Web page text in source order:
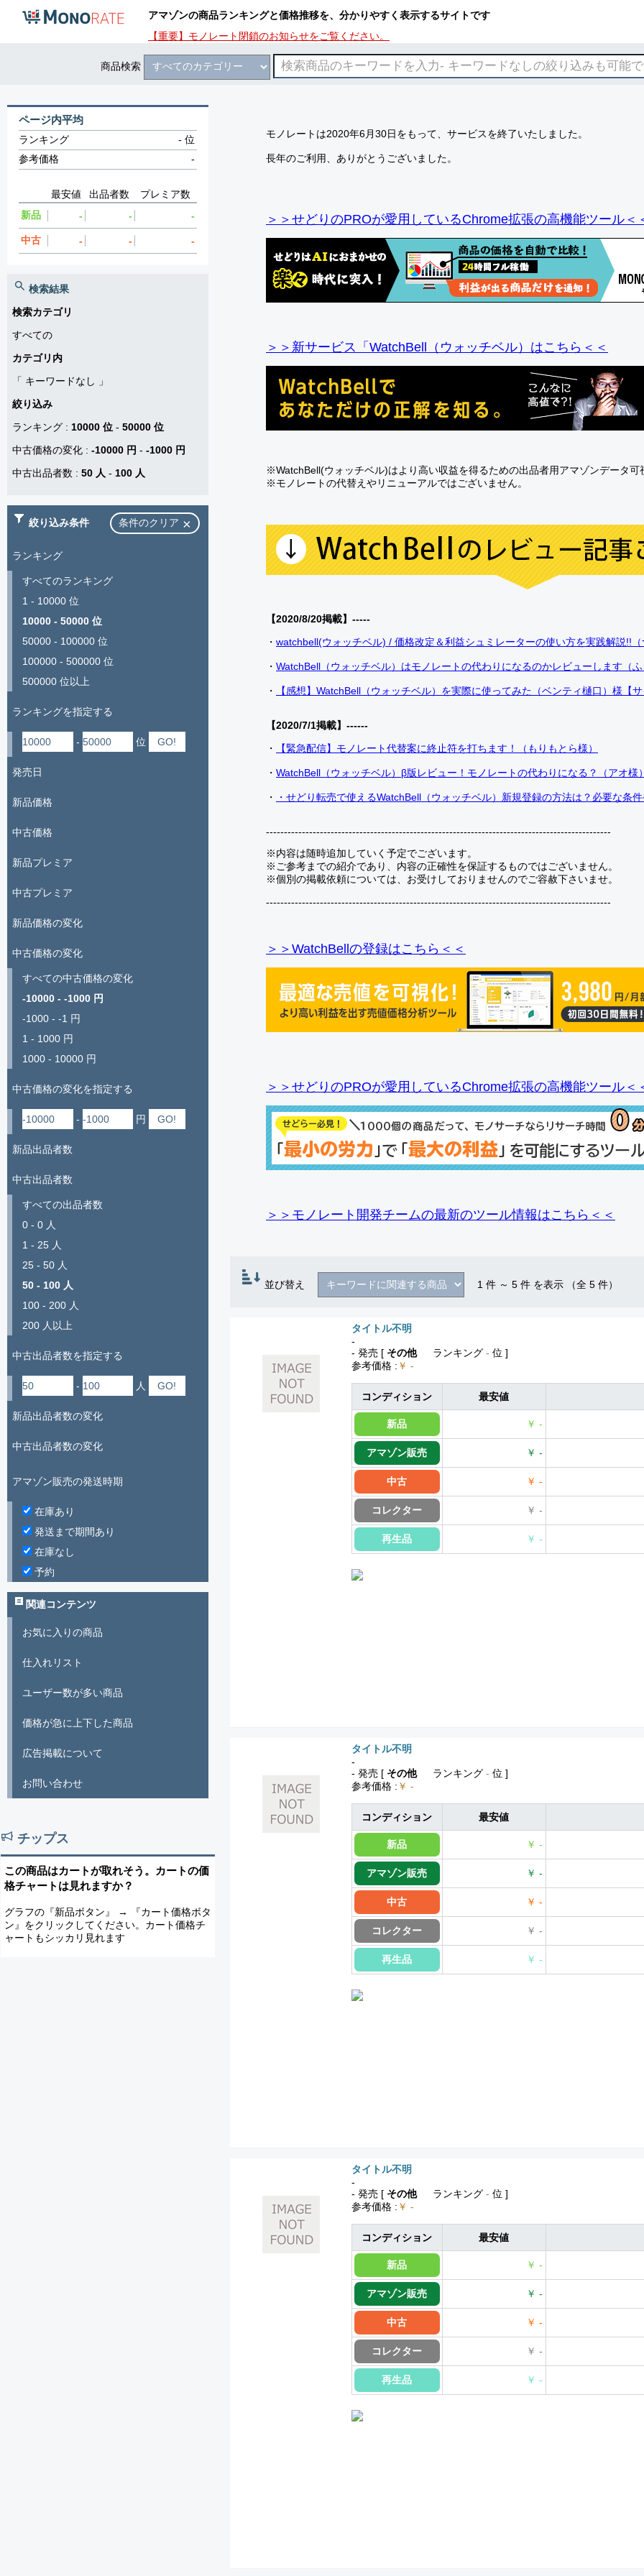
アマゾンの商品ランキングと価格推移を、分かりやすく表示するサイトです
【重要】モノレート閉鎖のお知らせをご覧ください。
商品検索
モノレートは2020年6月30日をもって、サービスを終了いたしました。
長年のご利用、ありがとうございました。
＞＞せどりのPROが愛用しているChrome拡張の高機能ツール＜
＞＞新サービス「WatchBell（ウォッチベル）はこちら＜＜
※WatchBell(ウォッチベル)はより高い収益を得るための出品者用アマゾンデータ可
※モノレートの代替えやリニューアルではございません。
【2020/8/20掲載】-----
・ watchbell(ウォッチベル) / 価格改定＆利益シュミレーターの使い方を実践解説!!
・ WatchBell（ウォッチベル）はモノレートの代わりになるのかレビューします（
・ 【感想】WatchBell（ウォッチベル）を実際に使ってみた（ベンティ樋口）様【
【2020/7/1掲載】------
・
【緊急配信】モノレート代替案に終止符を打ちます！（もりもとら様）
・ WatchBell（ウォッチベル）β版レビュー！モノレートの代わりになる？（アオ様
・ ・せどり転売で使えるWatchBell（ウォッチベル）新規登録の方法は？必要な条
------------------------------------------------------------------------------------------------
※内容は随時追加していく予定でございます。
※ご参考までの紹介であり、内容の正確性を保証するものではございません。
※個別の掲載依頼については、お受けしておりませんのでご容赦下さいませ。
------------------------------------------------------------------------------------------------
＞＞WatchBellの登録はこちら＜＜
＞＞せどりのPROが愛用しているChrome拡張の高機能ツール＜
＞＞モノレート開発チームの最新のツール情報はこちら＜＜
並び替え 1 件 ～ 5 件 を表示 （全 5 件）
タイトル不明
-
- 発売 [ その他 ランキング - 位 ]
参考価格 : ￥ -
コンディション 最安値
新品 ￥ -
アマゾン販売 ￥ -
中古 ￥ -
コレクター ￥ -
再生品 ￥ -
タイトル不明
-
- 発売 [ その他 ランキング - 位 ]
参考価格 : ￥ -
コンディション 最安値
新品 ￥ -
アマゾン販売 ￥ -
中古 ￥ -
コレクター ￥ -
再生品 ￥ -
タイトル不明
-
- 発売 [ その他 ランキング - 位 ]
参考価格 : ￥ -
コンディション 最安値
新品 ￥ -
アマゾン販売 ￥ -
中古 ￥ -
コレクター ￥ -
再生品 ￥ -
ページ内平均
ランキング -位
参考価格
-
最安値 出品者数
プレミア数
新品
- - -
中古 - - -
検索結果
検索カテゴリ
すべての
カテゴリ内
「 キーワードなし
」
絞り込み
ランキング : 10000 位 - 50000 位
中古価格の変化 : -10000 円 - -1000 円
中古出品者数 : 50 人 - 100 人
絞り込み条件 条件のクリア
ランキング
すべてのランキング
1 - 10000 位
10000 - 50000 位
50000 - 100000 位
100000 - 500000 位
500000 位以上
ランキングを指定する
- 位
発売日
新品価格
中古価格
新品プレミア
中古プレミア
新品価格の変化
中古価格の変化
すべての中古価格の変化
-10000 - -1000 円
-1000 - -1 円
1 - 1000 円
1000 - 10000 円
中古価格の変化を指定する
- 円
新品出品者数
中古出品者数
すべての出品者数
0 - 0 人
1 - 25 人
25 - 50 人
50 - 100 人
100 - 200 人
200 人以上
中古出品者数を指定する
- 人
新品出品者数の変化
中古出品者数の変化
アマゾン販売の発送時期
在庫あり
発送まで期間あり
在庫なし
予約
関連コンテンツ
お気に入りの商品
仕入れリスト
ユーザー数が多い商品
価格が急に上下した商品
広告掲載について
お問い合わせ
チップス
この商品はカートが取れそう。カートの価
格チャートは見れますか？
グラフの『新品ボタン』 → 『カート価格ボタ
ン』をクリックしてください。カート価格チ
ャートもシッカリ見れます